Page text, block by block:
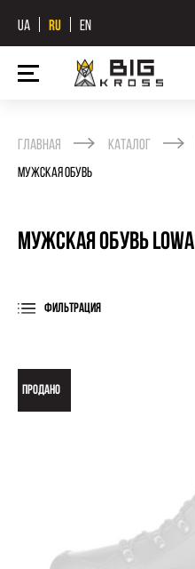
UA RU EN
Главная Каталог
Мужская обувь
Мужская обувь Lowa
ФИЛЬТРАЦИЯ
ПРОДАНО